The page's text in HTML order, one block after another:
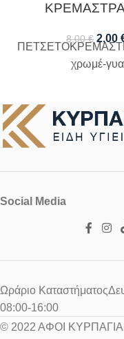
8,00€ 2,00
χρωμέ-
Social Media
Ωράριο
08:00-16:00
© 2022 ΑΦΟΙ